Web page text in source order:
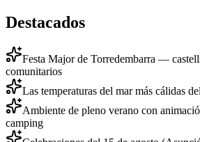
Destacados
Festa Major de Torredembarra —
comunitarios
Las temperaturas del mar más cálidas
Ambiente de pleno verano con
camping